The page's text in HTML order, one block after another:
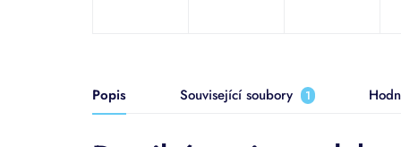
Popis Související soubory 1